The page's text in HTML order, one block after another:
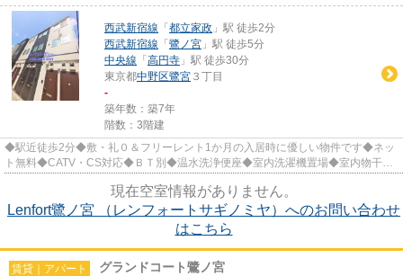
西武新宿線 「 都立家政 」駅 徒歩2分
西武新宿線 「 鷺ノ宮 」駅 徒歩5分
中央線 「 高円寺 」駅 徒歩30分
東京都中野区鷺宮 ３丁目
-
築年数：築7年
階数：3階建
◆駅近徒歩2分◆敷・礼０＆フリーレント1か月の入居時に優しい物件です◆ネッ
ト無料◆CATV・CS対応◆ＢＴ別◆温水洗浄便座◆室内洗濯機置場◆室内物干◆
現在空室情報がありません。
Lenfort鷺ノ宮 （レンフォートサギノミヤ）へのお問い合わせ
はこちら
賃貸｜アパート グランドコート鷺ノ宮